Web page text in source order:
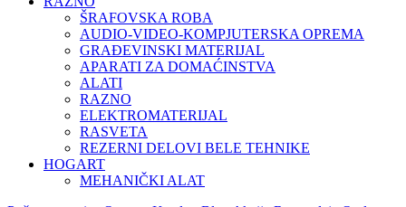
ŠRAFOVSKA ROBA
AUDIO-VIDEO-KOMPJUTERSKA OPREMA
GRAĐEVINSKI MATERIJAL
APARATI ZA DOMAĆINSTVA
ALATI
RAZNO
ELEKTROMATERIJAL
RASVETA
REZERNI DELOVI BELE TEHNIKE
HOGART
MEHANIČKI ALAT